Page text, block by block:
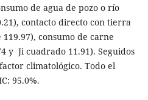
de agua de pozo o río
contacto directo con tierra
consumo de carne
y Ji cuadrado 11.91). Seguidos
climatológico. Todo el
95.0%.